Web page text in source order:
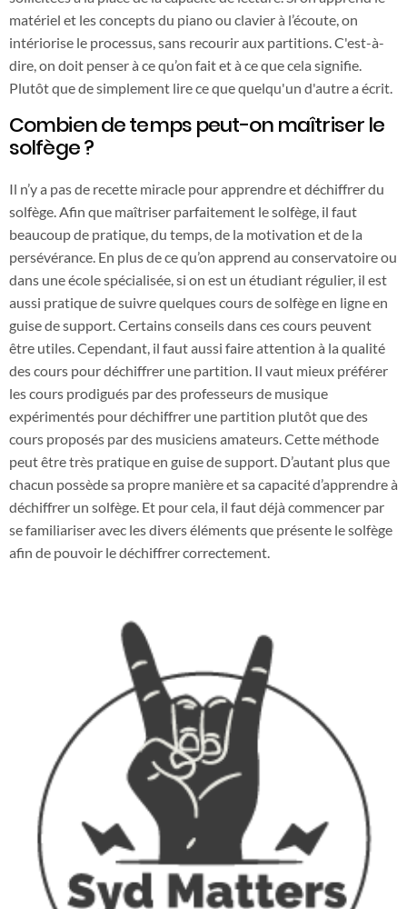
matériel et les concepts du piano ou clavier à l’écoute, on
intériorise le processus, sans recourir aux partitions. C'est-à-
dire, on doit penser à ce qu’on fait et à ce que cela signifie.
Plutôt que de simplement lire ce que quelqu'un d'autre a écrit.
Combien de temps peut-on maîtriser le
solfège ?
Il n’y a pas de recette miracle pour apprendre et déchiffrer du
solfège. Afin que maîtriser parfaitement le solfège, il faut
beaucoup de pratique, du temps, de la motivation et de la
persévérance. En plus de ce qu’on apprend au conservatoire ou
dans une école spécialisée, si on est un étudiant régulier, il est
aussi pratique de suivre quelques cours de solfège en ligne en
guise de support. Certains conseils dans ces cours peuvent
être utiles. Cependant, il faut aussi faire attention à la qualité
des cours pour déchiffrer une partition. Il vaut mieux préférer
les cours prodigués par des professeurs de musique
expérimentés pour déchiffrer une partition plutôt que des
cours proposés par des musiciens amateurs. Cette méthode
peut être très pratique en guise de support. D’autant plus que
chacun possède sa propre manière et sa capacité d’apprendre à
déchiffrer un solfège. Et pour cela, il faut déjà commencer par
se familiariser avec les divers éléments que présente le solfège
afin de pouvoir le déchiffrer correctement.